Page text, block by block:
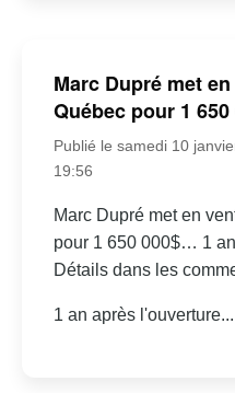
Marc Dupré met
Québec pour 1 650
Publié le samedi 10
19:56
Marc Dupré met en
pour 1 650 000$… 1
Détails dans les
1 an après